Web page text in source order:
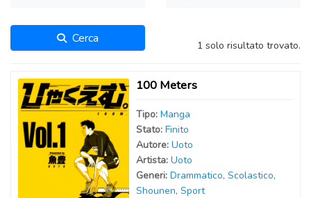
Cerca 1 solo risultato trovato.
100 Meters
Tipo: Manga
Stato: Finito
Autore: Uoto
Artista: Uoto
Generi: Drammatico, Scolastico,
Shounen, Sport